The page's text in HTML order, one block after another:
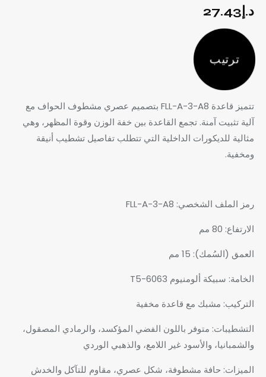
د.إ 27.43
ترتيب
تتميز قاعدة FLL-A-3-A8 بتصميم عصري مشطوف الحواف مع
آلية تثبيت آمنة. تجمع القاعدة بين خفة الوزن وقوة المظهر، وهي
مثالية للديكورات الداخلية التي تتطلب تفاصيل تشطيب أنيقة
ومخفية.
رمز الملف الشخصي: FLL-A-3-A8
الارتفاع: 80 مم
العمق (السُمك): 15 مم
الخامة: سبيكة ألومنيوم 6063-T5
التركيب: مشبك مع قاعدة مخفية
التشطيبات: متوفر باللون الفضي المؤكسد، والرمادي المصقول،
والشمبانيا، والأسود غير اللامع، والذهبي الوردي
الميزات: حافة مشطوفة، شكل عصري، مقاوم للتآكل والخدش